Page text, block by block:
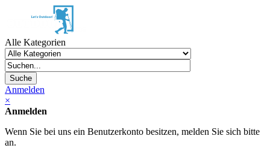
Alle Kategorien
Suche
Anmelden
×
Anmelden
Wenn Sie bei uns ein Benutzerkonto besitzen, melden Sie sich bitte
an.